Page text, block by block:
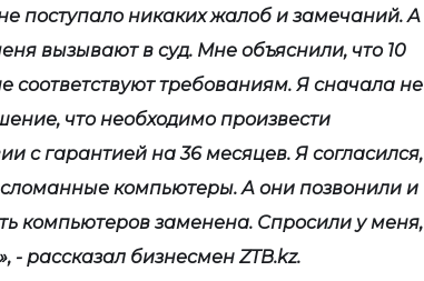
поступало никаких жалоб и замечаний. А
вызывают в суд. Мне объяснили, что 10
соответствуют требованиям. Я сначала не
что необходимо произвести
с гарантией на 36 месяцев. Я согласился,
компьютеры. А они позвонили и
компьютеров заменена. Спросили у меня,
- рассказал бизнесменZTB.kz.